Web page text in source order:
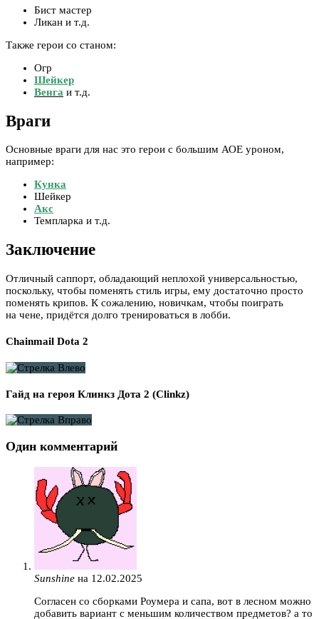
Бист мастер
Ликан и т.д.
Также герои со станом:
Огр
Шейкер
Венга и т.д.
Враги
Основные враги для нас это герои с большим АОЕ уроном,
например:
Кунка
Шейкер
Акс
Темпларка и т.д.
Заключение
Отличный саппорт, обладающий неплохой универсальностью,
поскольку, чтобы поменять стиль игры, ему достаточно просто
поменять крипов. К сожалению, новичкам, чтобы поиграть
на чене, придётся долго тренироваться в лобби.
Chainmail Dota 2
Гайд на героя Клинкз Дота 2 (Clinkz)
Один комментарий
Sunshine на 12.02.2025
Согласен со сборками Роумера и сапа, вот в лесном можно
добавить вариант с меньшим количеством предметов? а то